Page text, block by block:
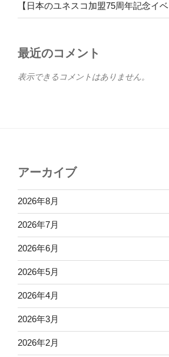
【日本のユネスコ加盟75周年記念イベ
最近のコメント
表示できるコメントはありません。
アーカイブ
2026年8月
2026年7月
2026年6月
2026年5月
2026年4月
2026年3月
2026年2月